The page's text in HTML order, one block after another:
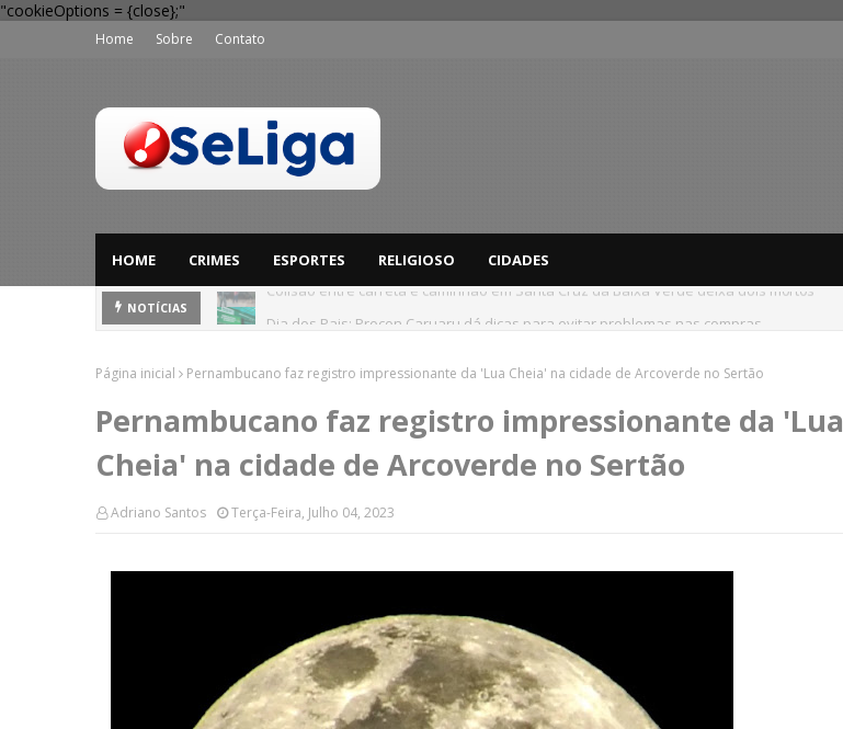
"cookieOptions = {close};"
Home Sobre Contato
HOME CRIMES ESPORTES RELIGIOSO CIDADES
NOTÍCIAS
Página inicial Pernambucano faz registro impressionante da 'Lua Cheia' na cidade de Arcoverde no Sertão
Pernambucano faz registro impressionante da 'Lua
Cheia' na cidade de Arcoverde no Sertão
Adriano Santos Terça-Feira, Julho 04, 2023